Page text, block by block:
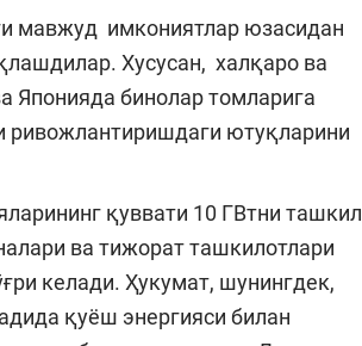
мавжуд имкониятлар юзасидан
Хусусан, халқаро ва
Японияда бинолар томларига
ривожлантиришдаги ютуқларини
қуввати 10 ГВтни ташкил
ва тижорат ташкилотлари
келади. Ҳукумат, шунингдек,
қуёш энергияси билан